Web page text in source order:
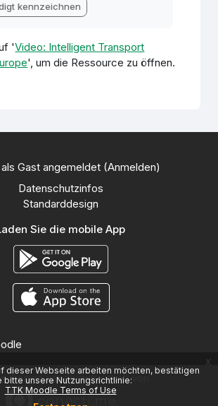
dieser Webseite arbeiten möchten, bestätigen
bitte unsere Nutzungsrichtlinie:
TTK Moodle Terms of Use
x
kennzeichnen
'Video: Intelligent Transport
', um die Ressource zu öffnen.
Gast angemeldet (Anmelden)
Datenschutzinfos
Standarddesign
Sie die mobile App
Design wurde entwickelt von